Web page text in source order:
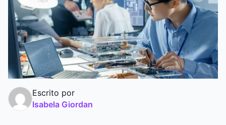
Escrito por
Isabela Giordan